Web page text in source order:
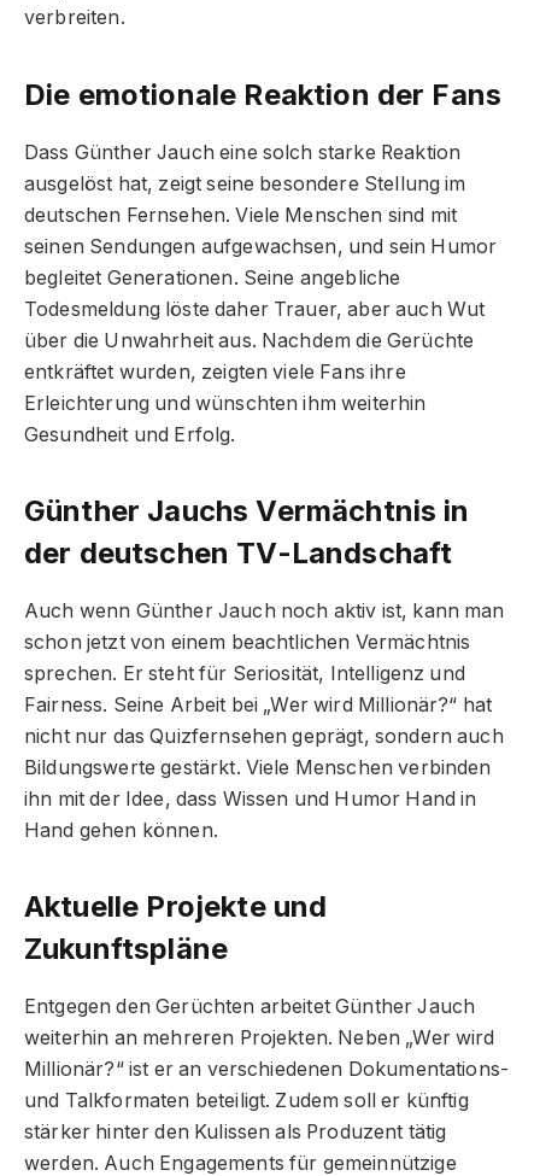
verbreiten.
Die emotionale Reaktion der Fans
Dass Günther Jauch eine solch starke Reaktion
ausgelöst hat, zeigt seine besondere Stellung im
deutschen Fernsehen. Viele Menschen sind mit
seinen Sendungen aufgewachsen, und sein Humor
begleitet Generationen. Seine angebliche
Todesmeldung löste daher Trauer, aber auch Wut
über die Unwahrheit aus. Nachdem die Gerüchte
entkräftet wurden, zeigten viele Fans ihre
Erleichterung und wünschten ihm weiterhin
Gesundheit und Erfolg.
Günther Jauchs Vermächtnis in
der deutschen TV-Landschaft
Auch wenn Günther Jauch noch aktiv ist, kann man
schon jetzt von einem beachtlichen Vermächtnis
sprechen. Er steht für Seriosität, Intelligenz und
Fairness. Seine Arbeit bei „Wer wird Millionär?“ hat
nicht nur das Quizfernsehen geprägt, sondern auch
Bildungswerte gestärkt. Viele Menschen verbinden
ihn mit der Idee, dass Wissen und Humor Hand in
Hand gehen können.
Aktuelle Projekte und
Zukunftspläne
Entgegen den Gerüchten arbeitet Günther Jauch
weiterhin an mehreren Projekten. Neben „Wer wird
Millionär?“ ist er an verschiedenen Dokumentations-
und Talkformaten beteiligt. Zudem soll er künftig
stärker hinter den Kulissen als Produzent tätig
werden. Auch Engagements für gemeinnützige